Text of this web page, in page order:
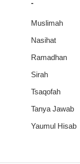
-
Muslimah
Nasihat
Ramadhan
Sirah
Tsaqofah
Tanya Jawab
Yaumul Hisab